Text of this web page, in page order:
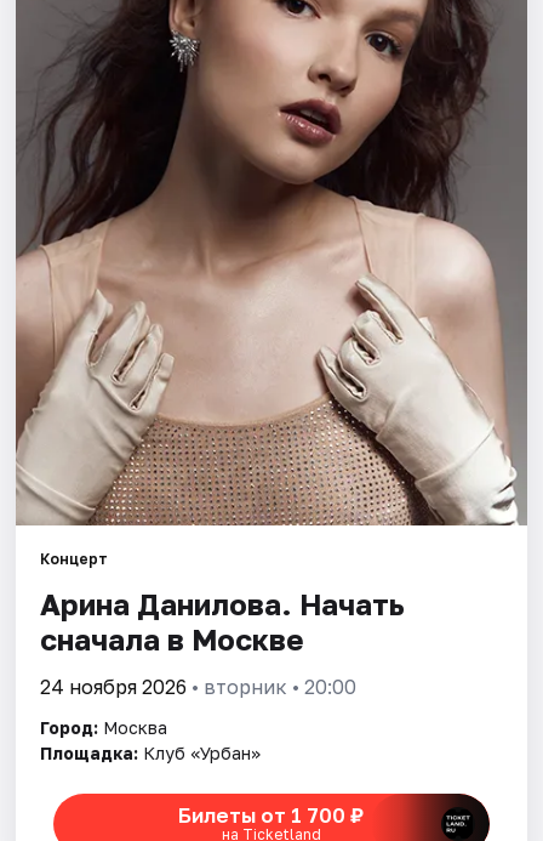
События
Города
Площадки
Артисты
Рейтинги
Концерт
Арина Данилова. Начать
сначала в Москве
24 ноября 2026 • вторник • 20:00
Город: Москва
Площадка: Клуб «Урбан»
Билеты от 1 700 ₽
на Ticketland